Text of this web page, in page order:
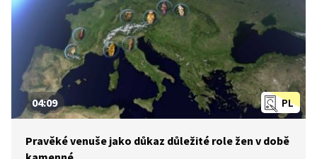
rozhodně nebyl náhodný. Pravěký člověk si ho vybral
záměrně a dokázal si ho obstarat - v okolí Willendorfu
se totiž nevyskytuje.
PL
04:09
Pravěké venuše jako důkaz důležité role žen v době